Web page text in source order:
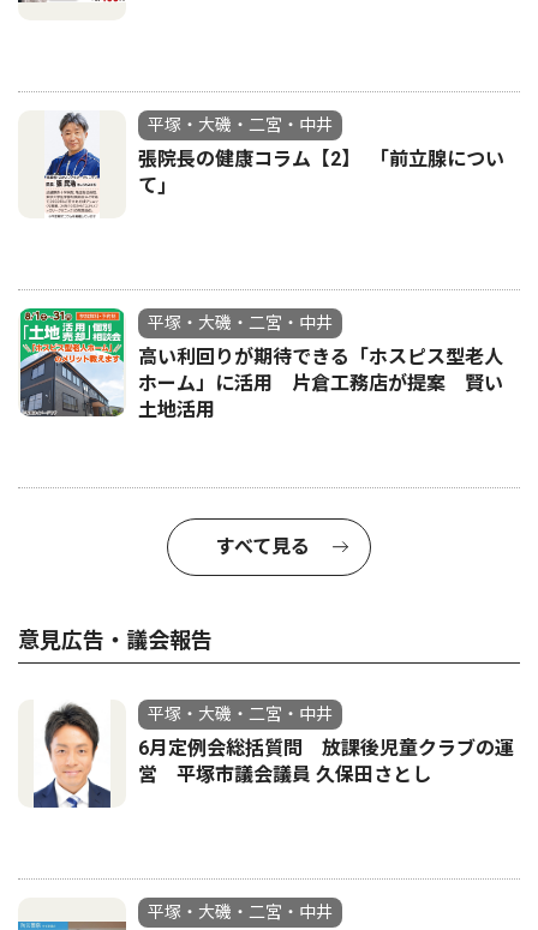
平塚・大磯・二宮・中井
張院長の健康コラム【2】 ｢前立腺につい
て｣
平塚・大磯・二宮・中井
高い利回りが期待できる「ホスピス型老人
ホーム」に活用 片倉工務店が提案 賢い
土地活用
すべて見る
意見広告・議会報告
平塚・大磯・二宮・中井
6月定例会総括質問 放課後児童クラブの運
営 平塚市議会議員 久保田さとし
平塚・大磯・二宮・中井